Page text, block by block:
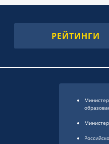
РЕЙТИНГИ